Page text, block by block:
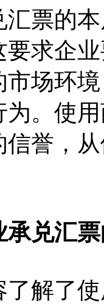
的本
要求企
市场环
为。使
信誉，
兑汇票
了使